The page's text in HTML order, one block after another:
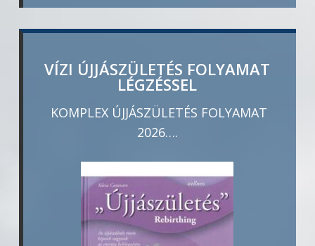
VÍZI ÚJJÁSZÜLETÉS FOLYAMAT
LÉGZÉSSEL
KOMPLEX ÚJJÁSZÜLETÉS FOLYAMAT
2026….